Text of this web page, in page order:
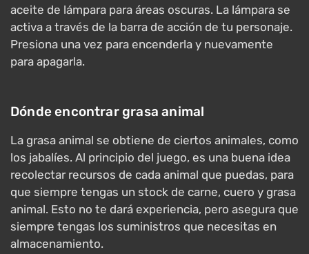
aceite de lámpara para áreas oscuras. La lámpara se
activa a través de la barra de acción de tu personaje.
Presiona una vez para encenderla y nuevamente
para apagarla.
Dónde encontrar grasa animal
La grasa animal se obtiene de ciertos animales, como
los jabalíes. Al principio del juego, es una buena idea
recolectar recursos de cada animal que puedas, para
que siempre tengas un stock de carne, cuero y grasa
animal. Esto no te dará experiencia, pero asegura que
siempre tengas los suministros que necesitas en
almacenamiento.